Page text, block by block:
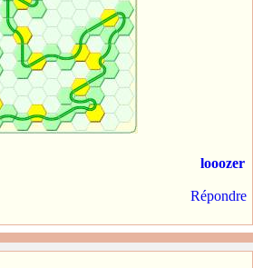
looozer
Répondre